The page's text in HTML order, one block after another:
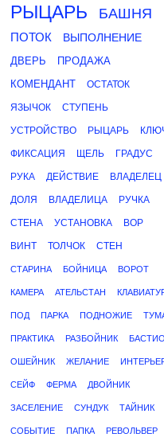
РЫЦАРЬ БАШНЯ
ПОТОК ВЫПОЛНЕНИЕ
ДВЕРЬ
ПРОДАЖА
КОМЕНДАНТ
ОСТАТОК
ЯЗЫЧОК СТУПЕНЬ
УСТРОЙСТВО РЫЦАРЬ
ФИКСАЦИЯ ЩЕЛЬ ГРАДУС
РУКА ДЕЙСТВИЕ ВЛАДЕЛЕЦ
ДОЛЯ ВЛАДЕЛИЦА РУЧКА
СТЕНА УСТАНОВКА ВОР
ВИНТ ТОЛЧОК СТЕН
СТАРИНА БОЙНИЦА ВОРОТ
КАМЕРА АТЕЛЬСТАН
ПОД ПАРКА ПОДНОЖИЕ
ПРАКТИКА РАЗБОЙНИК
ОШЕЙНИК ЖЕЛАНИЕ
СЕЙФ ФЕРМА ДВОЙНИК
ЗАСЕЛЕНИЕ СУНДУК ТАЙНИК
СОБЫТИЕ ПАПКА РЕВОЛЬВЕР